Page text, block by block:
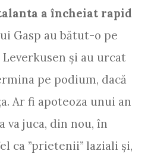
a încheiat rapid
Gasp au bătut-o pe
și au urcat
pe podium, dacă
Ar fi apoteoza unui an
va juca, din nou, în
ca ”prietenii” laziali și,